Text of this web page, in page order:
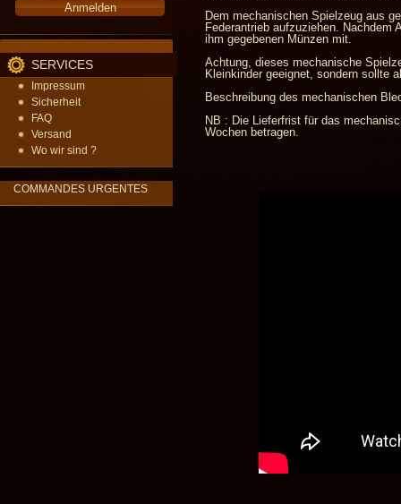
SERVICES
Impressum
Sicherheit
FAQ
Versand
Wo wir sind ?
COMMANDES URGENTES
Dem mechanischen Spielzeug aus
Federantrieb aufzuziehen. Nachdem
ihm gegebenen Münzen mit.
Achtung, dieses mechanische
Kleinkinder geeignet, sondern sollte
Beschreibung des mechanischen
NB : Die Lieferfrist für das
Wochen betragen.